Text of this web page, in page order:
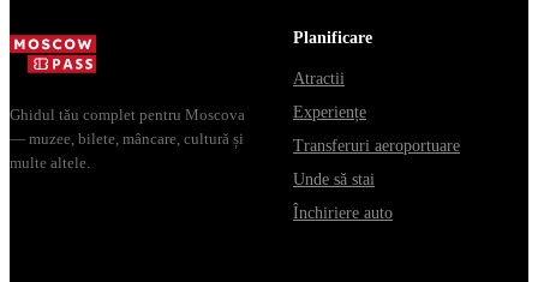
Ghidul tău complet pentru Moscova
— muzee, bilete, mâncare, cultură și
multe altele.
Planificare
Atractii
Experiențe
Transferuri aeroportuare
Unde să stai
Închiriere auto